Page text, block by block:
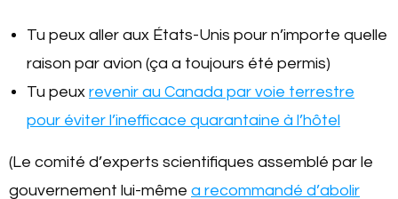
Tu peux aller aux États-Unis pour n’importe quelle
raison par avion (ça a toujours été permis)
Tu peux revenir au Canada par voie terrestre
pour éviter l’inefficace quarantaine à l’hôtel
(Le comité d’experts scientifiques assemblé par le
gouvernement lui-même a recommandé d’abolir